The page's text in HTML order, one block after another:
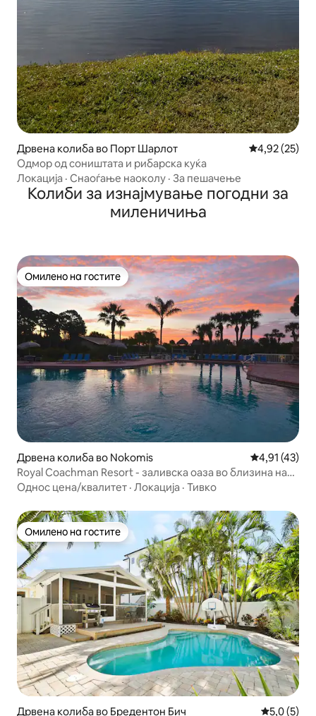
Дрвена колиба во Порт Шарлот Просечна
4,92 (25)
Одмор од соништата и рибарска куќа
Локација · Снаоѓање наоколу · За пешачење
Колиби за изнајмување погодни за
миленичиња
Омилено на гостите
Омилено на гостите
Дрвена колиба во Nokomis Просечна
4,91 (43)
Royal Coachman Resort - заливска оаза во близина на
плажа
Однос цена/квалитет · Локација · Тивко
Омилено на гостите
Омилено на гостите
Дрвена колиба во Бредентон Бич Просечна
5,0 (5)